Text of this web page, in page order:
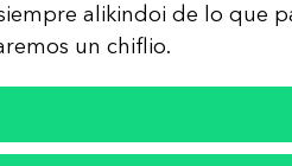
alikindoi de lo que
un chiflio.